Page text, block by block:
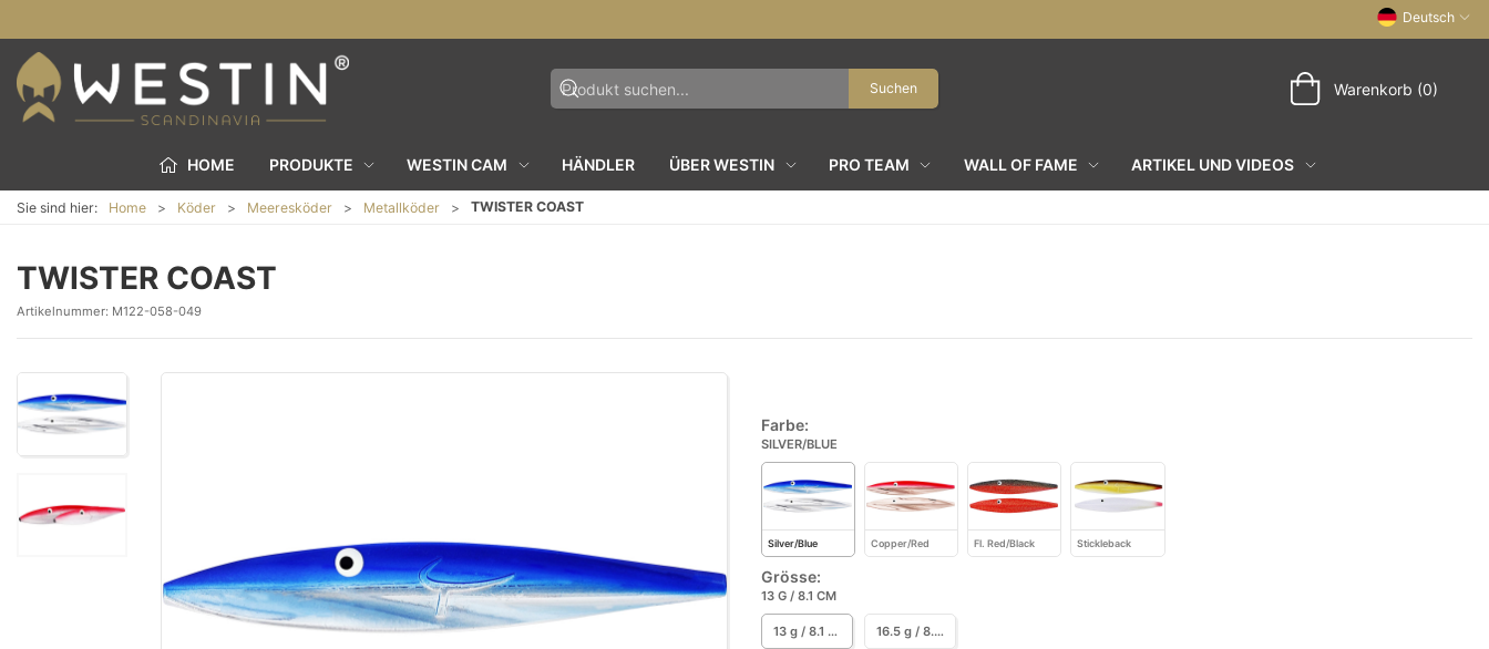
Deutsch
Suchen Warenkorb (0)
HOME PRODUKTE WESTIN CAM HÄNDLER ÜBER WESTIN PRO TEAM WALL OF FAME ARTIKEL UND VIDEOS
Sie sind hier: Home Köder Meeresköder Metallköder TWISTER COAST
TWISTER COAST
Artikelnummer: M122-058-049
Farbe:
SILVER/BLUE
Silver/Blue Copper/Red Fl. Red/Black Stickleback
Grösse:
13 G / 8.1 CM
13 g / 8.1 cm 16.5 g / 8.9 cm